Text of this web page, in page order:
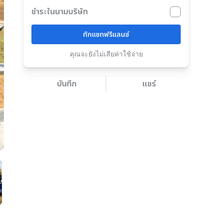
ชำระในนามบริษัท
ทักแชทฟรีแลนซ์
คุณจะยังไม่เสียค่าใช้จ่าย
บันทึก แชร์